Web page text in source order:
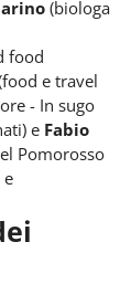
(biologa
food
e travel
- In sugo
e Fabio
Pomorosso
e